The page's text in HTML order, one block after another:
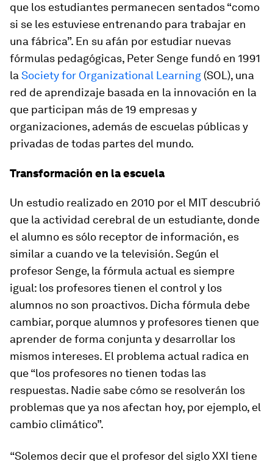
que los estudiantes permanecen sentados “como
si se les estuviese entrenando para trabajar en
una fábrica”. En su afán por estudiar nuevas
fórmulas pedagógicas, Peter Senge fundó en 1991
la Society for Organizational Learning (SOL), una
red de aprendizaje basada en la innovación en la
que participan más de 19 empresas y
organizaciones, además de escuelas públicas y
privadas de todas partes del mundo.
Transformación en la escuela
Un estudio realizado en 2010 por el MIT descubrió
que la actividad cerebral de un estudiante, donde
el alumno es sólo receptor de información, es
similar a cuando ve la televisión. Según el
profesor Senge, la fórmula actual es siempre
igual: los profesores tienen el control y los
alumnos no son proactivos. Dicha fórmula debe
cambiar, porque alumnos y profesores tienen que
aprender de forma conjunta y desarrollar los
mismos intereses. El problema actual radica en
que “los profesores no tienen todas las
respuestas. Nadie sabe cómo se resolverán los
problemas que ya nos afectan hoy, por ejemplo, el
cambio climático”.
“Solemos decir que el profesor del siglo XXI tiene